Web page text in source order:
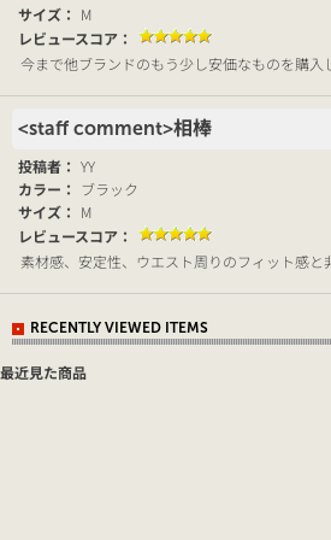
サイズ： M
レビュースコア：
今まで他ブランドのもう少し安価なものを購
<staff comment>相棒
投稿者： YY
カラー： ブラック
サイズ： M
レビュースコア：
素材感、安定性、ウエスト周りのフィット感
RECENTLY VIEWED ITEMS
最近見た商品